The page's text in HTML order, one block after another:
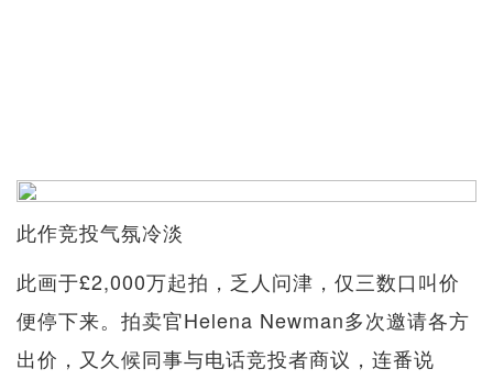
此作竞投气氛冷淡
此画于£2,000万起拍，乏人问津，仅三数口叫价
便停下来。拍卖官Helena Newman多次邀请各方
出价，又久候同事与电话竞投者商议，连番说